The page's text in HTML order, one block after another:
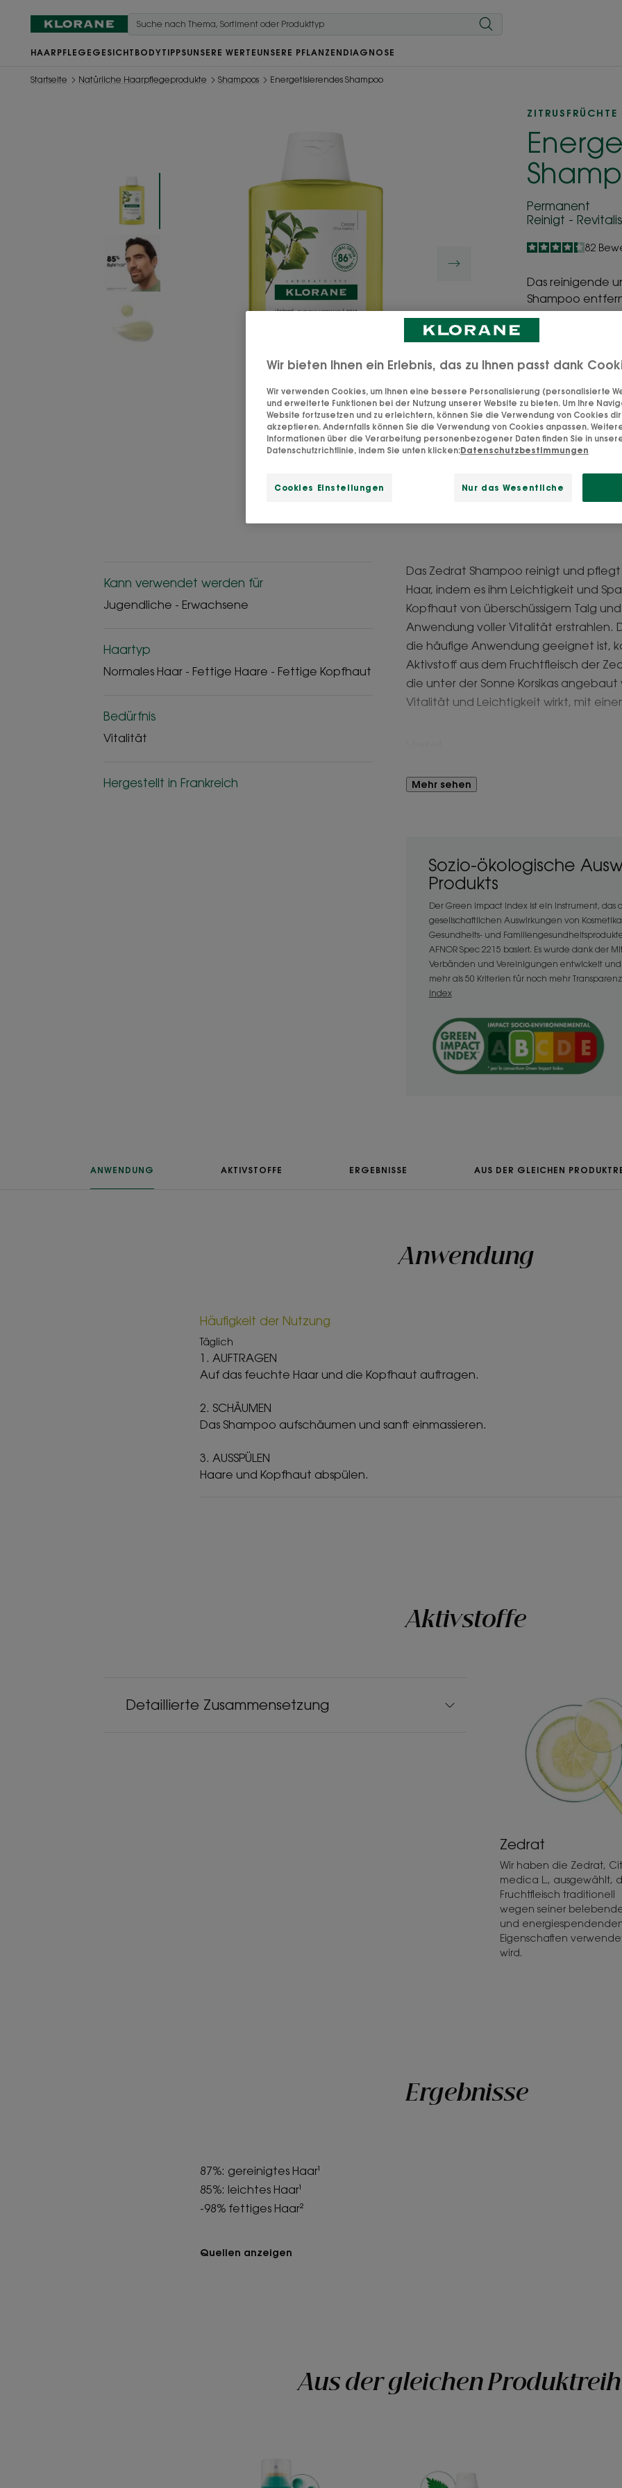
HAARPFLEGE GESICHT BODYTIPPSUNSERE WERTE UNSERE PFLANZEN DIAGNOSE
Startseite Natürliche Haarpflegeprodukte Shampoos Energetisierendes Shampoo
ZITRUSFRÜCHTE
Permanent
Reinigt -
4.3
/
5
82
Das reinigende
Shampoo
Haar voller
Leichtigkeit,
Reinigend,
Flasche Flasche
200ml
Kann verwendet werden für
Jugendliche - Erwachsene
Haartyp
Normales Haar - Fettige Haare - Fettige Kopfhaut
Bedürfnis
Vitalität
Hergestellt in Frankreich
Das Zedrat Shampoo reinigt und
Haar, indem es ihm Leichtigkeit und
Kopfhaut von überschüssigem Talg
Anwendung voller Vitalität erstrahlen.
die häufige Anwendung geeignet ist,
Aktivstoff aus dem Fruchtfleisch der
die unter der Sonne Korsikas
Vitalität und Leichtigkeit wirkt, mit
dem Haar Leichtigkeit, sodass es
• Reinigt: Dieses Vitalitätskonzentrat
entwickelt und reinigt und klärt
• Belebt: Die belebende und
Leichtigkeit, Spannkraft und Vitalität
• Reinigt: Befreit das Haar von
ab der ersten Anwendung.
Textur
Flüssigkeit
Leichtes Parfum mit
Mehr sehen
Sozio-ökologische
Produkts
Der Green Impact Index ist ein Instrument, das
gesellschaftlichen Auswirkungen von
Gesundheits- und
AFNOR Spec 2215 basiert. Es wurde dank der
Verbänden und Vereinigungen entwickelt
mehr als 50 Kriterien für noch mehr
Index
ANWENDUNG AKTIVSTOFFE ERGEBNISSE AUS DER GLEICHEN
Anwendung
Häufigkeit der Nutzung
Täglich
1. AUFTRAGEN
Auf das feuchte Haar und die Kopfhaut auftragen.
2. SCHÄUMEN
Das Shampoo aufschäumen und sanft einmassieren.
3. AUSSPÜLEN
Haare und Kopfhaut abspülen.
Aktivstoffe
Detaillierte Zusammensetzung
Zedrat
Wir haben die Zedrat,
medica L., ausgewählt,
Fruchtfleisch traditionell
wegen seiner
und
Eigenschaften
wird.
Ergebnisse
87%: gereinigtes Haar¹
85%: leichtes Haar¹
-98% fettiges Haar²
Quellen anzeigen
Aus der gleichen
Trockenshampoo
Wir bieten Ihnen ein Erlebnis, das zu Ihnen passt dank
Wir verwenden Cookies, um Ihnen eine bessere Personalisierung (personalisierte
und erweiterte Funktionen bei der Nutzung unserer Website zu bieten. Um Ihre
Website fortzusetzen und zu erleichtern, können Sie die Verwendung von Cookies
akzeptieren. Andernfalls können Sie die Verwendung von Cookies anpassen.
Informationen über die Verarbeitung personenbezogener Daten finden Sie in
Datenschutzrichtlinie, indem Sie unten klicken:Datenschutzbestimmungen
Cookies Einstellungen Nur das Wesentliche